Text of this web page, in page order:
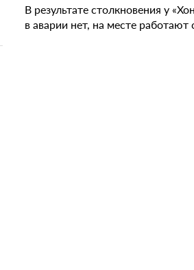
В результате столкновения у
в аварии нет, на месте